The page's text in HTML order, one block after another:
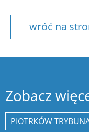
wróć na
Zobacz
PIOTRKÓW